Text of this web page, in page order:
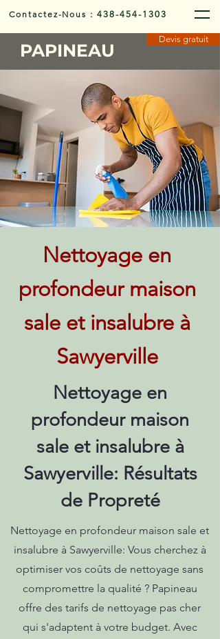
Contactez-Nous :438-454-1303
PAPINEAU
Devis gratuit
Nettoyage en
profondeur maison
sale et insalubre à
Sawyerville
Nettoyage en
profondeur maison
sale et insalubre à
Sawyerville: Résultats
de Propreté
Nettoyage en profondeur maison sale et
insalubre à Sawyerville: Vous cherchez à
optimiser vos coûts de nettoyage sans
compromettre la qualité ? Papineau
offre des tarifs de nettoyage pas cher
qui s'adaptent à votre budget. Avec